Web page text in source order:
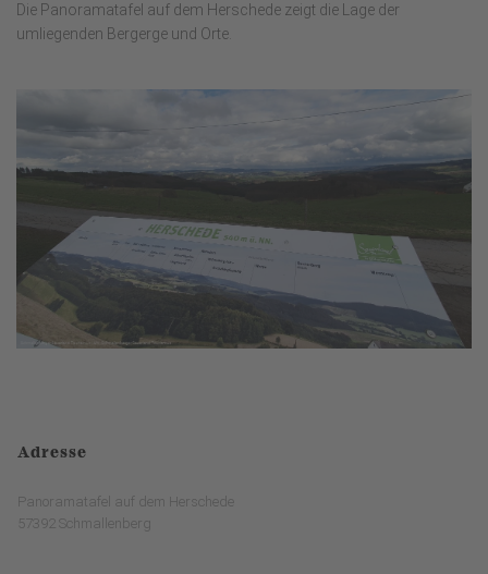
Die Panoramatafel auf dem Herschede zeigt die Lage der
umliegenden Bergerge und Orte.
Adresse
Panoramatafel auf dem Herschede
57392 Schmallenberg